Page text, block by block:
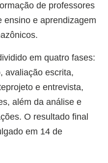
de professores
ensino e aprendizagem
em quatro fases:
avaliação escrita,
e entrevista,
além da análise e
O resultado final
em 14 de